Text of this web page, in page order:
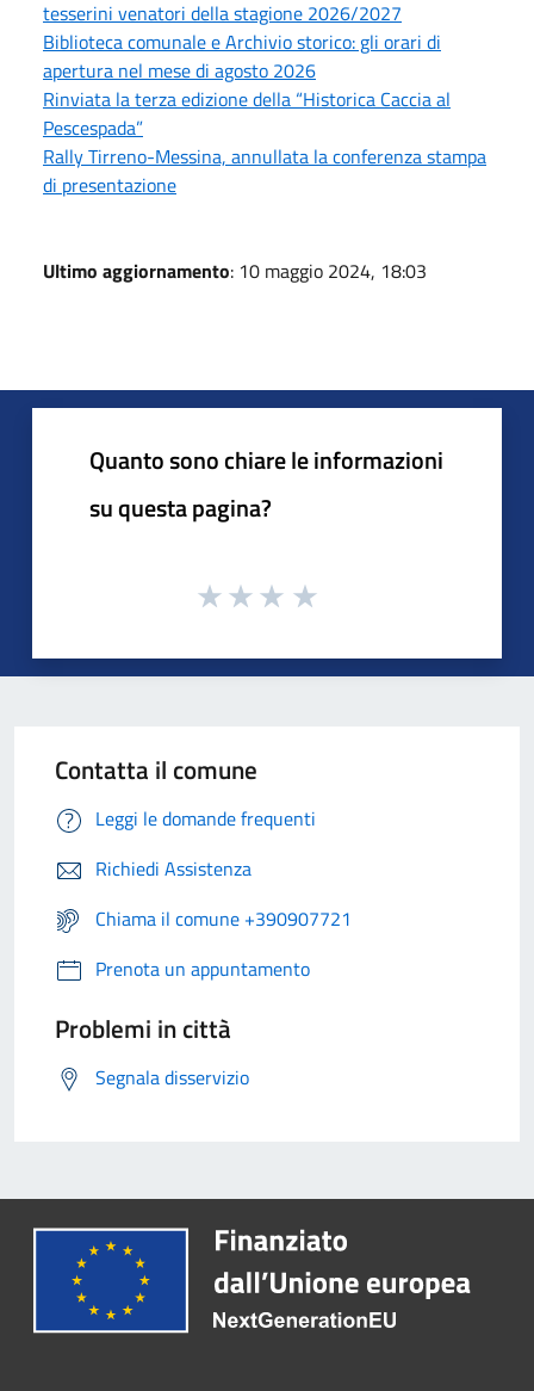
tesserini venatori della stagione 2026/2027
Biblioteca comunale e Archivio storico: gli orari di
apertura nel mese di agosto 2026
Rinviata la terza edizione della “Historica Caccia al
Pescespada”
Rally Tirreno-Messina, annullata la conferenza stampa
di presentazione
Ultimo aggiornamento: 10 maggio 2024, 18:03
Quanto sono chiare le informazioni
su questa pagina?
Contatta il comune
Leggi le domande frequenti
Richiedi Assistenza
Chiama il comune +390907721
Prenota un appuntamento
Problemi in città
Segnala disservizio